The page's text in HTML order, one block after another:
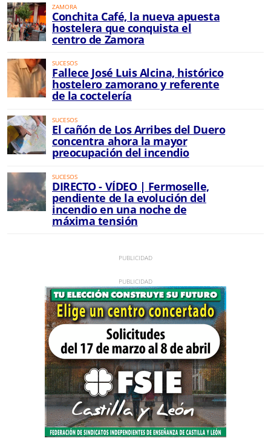
ZAMORA
Conchita Café, la nueva apuesta
hostelera que conquista el
centro de Zamora
SUCESOS
Fallece José Luis Alcina, histórico
hostelero zamorano y referente
de la coctelería
SUCESOS
El cañón de Los Arribes del Duero
concentra ahora la mayor
preocupación del incendio
SUCESOS
DIRECTO - VÍDEO | Fermoselle,
pendiente de la evolución del
incendio en una noche de
máxima tensión